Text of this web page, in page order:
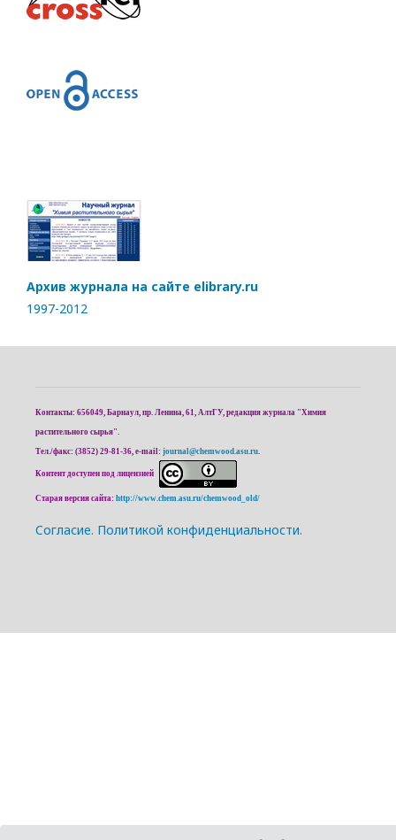
Архив журнала на сайте elibrary.ru
1997-2012
Контакты: 656049, Барнаул, пр. Ленина, 61, АлтГУ, редакция журнала "Химия
растительного сырья".
Тел./факс: (3852) 29-81-36, e-mail: journal@chemwood.asu.ru
Контент доступен под лицензией
Старая версия сайта: http://www.chem.asu.ru/chemwood_old/
Cогласие. Политикой конфиденциальности.